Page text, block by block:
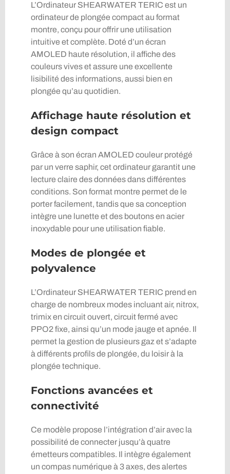
L’Ordinateur SHEARWATER TERIC est un
ordinateur de plongée compact au format
montre, conçu pour offrir une utilisation
intuitive et complète. Doté d’un écran
AMOLED haute résolution, il affiche des
couleurs vives et assure une excellente
lisibilité des informations, aussi bien en
plongée qu’au quotidien.
Affichage haute résolution et
design compact
Grâce à son écran AMOLED couleur protégé
par un verre saphir, cet ordinateur garantit une
lecture claire des données dans différentes
conditions. Son format montre permet de le
porter facilement, tandis que sa conception
intègre une lunette et des boutons en acier
inoxydable pour une utilisation fiable.
Modes de plongée et
polyvalence
L’Ordinateur SHEARWATER TERIC prend en
charge de nombreux modes incluant air, nitrox,
trimix en circuit ouvert, circuit fermé avec
PPO2 fixe, ainsi qu’un mode jauge et apnée. Il
permet la gestion de plusieurs gaz et s’adapte
à différents profils de plongée, du loisir à la
plongée technique.
Fonctions avancées et
connectivité
Ce modèle propose l’intégration d’air avec la
possibilité de connecter jusqu’à quatre
émetteurs compatibles. Il intègre également
un compas numérique à 3 axes, des alertes